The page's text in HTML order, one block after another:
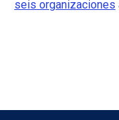
seis organizaciones